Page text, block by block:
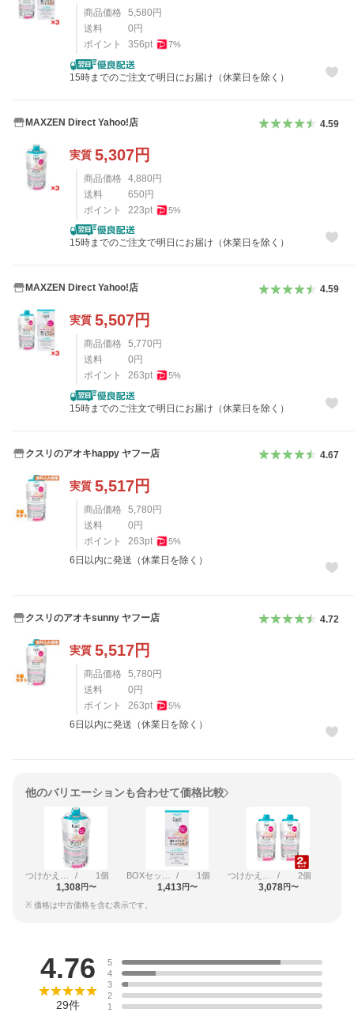
商品価格 5,580 円
送料
0 円
ポイント
356pt 7%
15時までのご注文で明日にお届け（休業日を除く）
MAXZEN Direct Yahoo!店 4.59
実質 5,307円
商品価格 4,880円
送料
650円
ポイント
223pt 5%
15時までのご注文で明日にお届け（休業日を除く）
MAXZEN Direct Yahoo!店 4.59
実質 5,507円
商品価格 5,770 円
送料
0 円
ポイント
263pt 5%
15時までのご注文で明日にお届け（休業日を除く）
クスリのアオキhappy ヤフー店 4.67
実質 5,517円
商品価格 5,780円
送料
0円
ポイント
263pt 5%
6日以内に発送（休業日を除く）
クスリのアオキsunny ヤフー店 4.72
実質 5,517円
商品価格 5,780円
送料
0円
ポイント
263pt 5%
6日以内に発送（休業日を除く）
他のバリエーションも合わせて価格比較
/ 1個
1,308円〜
/ 1個
1,413円〜
/ 2個
3,078円〜
※ 価格は中古価格を含む表示です。
4.76
29件
5
4
3
2
1